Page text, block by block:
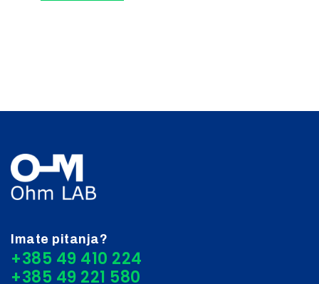
Imate pitanja?
+385 49 410 224